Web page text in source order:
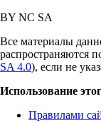
BY NC SA
Все материалы
распространяются
SA 4.0), если не
Использование
Правилами